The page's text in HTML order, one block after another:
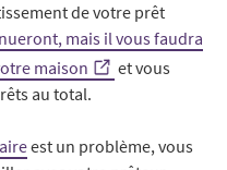
de votre prêt
mais il vous faudra
maison
et vous
au total.
est un problème, vous